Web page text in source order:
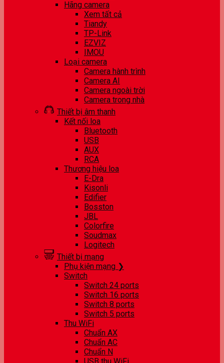
Hãng camera
Xem tất cả
Tiandy
TP-Link
EZVIZ
IMOU
Loại camera
Camera hành trình
Camera AI
Camera ngoài trời
Camera trong nhà
Thiết bị âm thanh
Kết nối loa
Bluetooth
USB
AUX
RCA
Thương hiệu loa
E-Dra
Kisonli
Edifier
Bosston
JBL
Colorfire
Soudmax
Logitech
Thiết bị mạng
Phụ kiện mạng ❯
Switch
Switch 24 ports
Switch 16 ports
Switch 8 ports
Switch 5 ports
Thu WiFi
Chuẩn AX
Chuẩn AC
Chuẩn N